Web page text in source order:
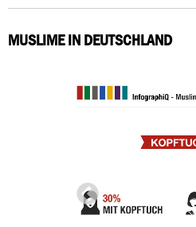
MUSLIME IN DEUTSCHLAND